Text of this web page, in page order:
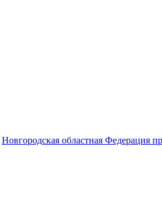
Новгородская областная Федерация